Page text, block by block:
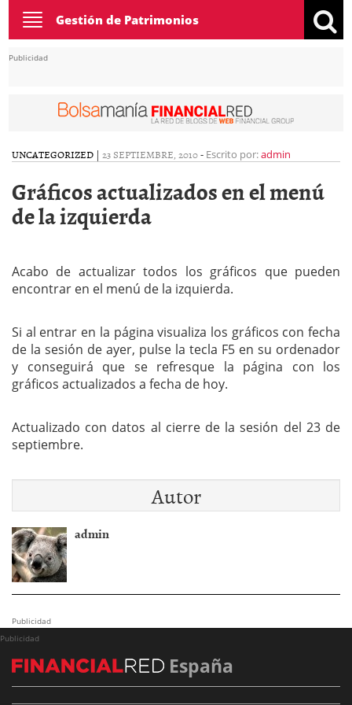
Toggle
navigation
Gestión de Patrimonios
Publicidad
UNCATEGORIZED | 23 SEPTIEMBRE, 2010- Escrito por:admin
Gráficos actualizados en el menú
de la izquierda
Acabo de actualizar todos los gráficos que pueden
encontrar en el menú de la izquierda.
Si al entrar en la página visualiza los gráficos con fecha
de la sesión de ayer, pulse la tecla F5 en su ordenador
y conseguirá que se refresque la página con los
gráficos actualizados a fecha de hoy.
Actualizado con datos al cierre de la sesión del 23 de
septiembre.
Autor
admin
Publicidad
Publicidad
España